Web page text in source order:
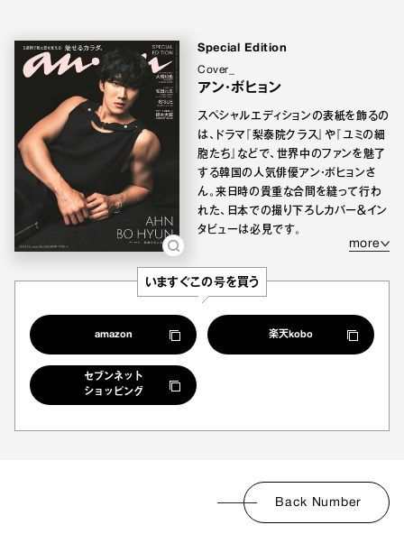
Special Edition
Cover_
アン・ボヒョン
more
スペシャルエディションの表紙を飾るの
は、ドラマ『梨泰院クラス』や『ユミの細
胞たち』などで、世界中のファンを魅了
する韓国の人気俳優アン・ボヒョンさ
ん。来日時の貴重な合間を縫って行わ
れた、日本での撮り下ろしカバー＆イン
タビューは必見です。
いますぐこの号を買う
amazon 楽天kobo
セブンネット
ショッピング
Back Number